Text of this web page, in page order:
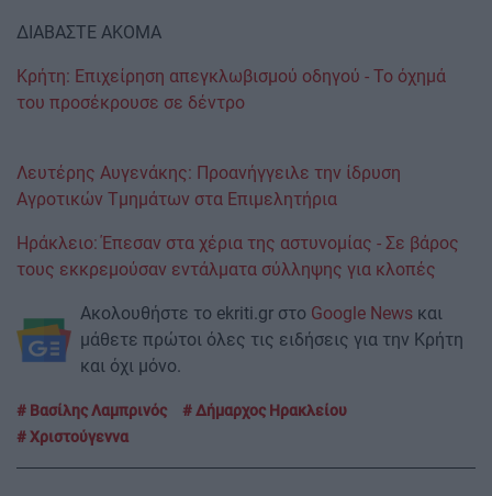
ΔΙΑΒΑΣΤΕ ΑΚΟΜΑ
Κρήτη: Επιχείρηση απεγκλωβισμού οδηγού - Το όχημά
του προσέκρουσε σε δέντρο
Λευτέρης Αυγενάκης: Προανήγγειλε την ίδρυση
Αγροτικών Τμημάτων στα Επιμελητήρια
Ηράκλειο: Έπεσαν στα χέρια της αστυνομίας - Σε βάρος
τους εκκρεμούσαν εντάλματα σύλληψης για κλοπές
Ακολουθήστε το ekriti.gr στο Google News και
μάθετε πρώτοι όλες τις ειδήσεις για την Κρήτη
και όχι μόνο.
Βασίλης Λαμπρινός
Δήμαρχος Ηρακλείου
Χριστούγεννα